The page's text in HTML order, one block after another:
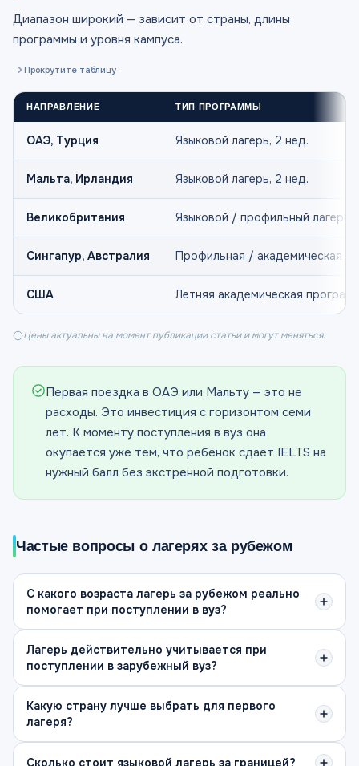
Диапазон широкий — зависит от страны, длины
программы и уровня кампуса.
Прокрутите таблицу
НАПРАВЛЕНИЕ ТИП ПРОГРАММЫ
ОАЭ, Турция Языковой лагерь, 2 нед.
Мальта, Ирландия Языковой лагерь, 2 нед.
Великобритания Языковой / профильный лагерь
Сингапур, Австралия Профильная / академическая
США Летняя академическая
Цены актуальны на момент публикации статьи и могут меняться.
Первая поездка в ОАЭ или Мальту — это не
расходы. Это инвестиция с горизонтом семи
лет. К моменту поступления в вуз она
окупается уже тем, что ребёнок сдаёт IELTS на
нужный балл без экстренной подготовки.
Частые вопросы о лагерях за рубежом
С какого возраста лагерь за рубежом реально
помогает при поступлении в вуз?
Лагерь действительно учитывается при
поступлении в зарубежный вуз?
Какую страну лучше выбрать для первого
лагеря?
Сколько стоит языковой лагерь за границей?